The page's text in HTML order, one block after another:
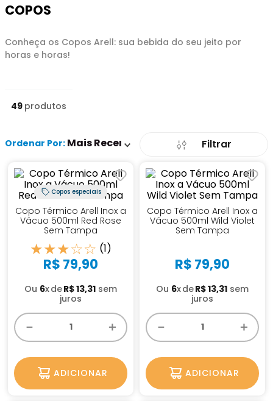
COPOS
Conheça os Copos Arell: sua bebida do seu jeito por
horas e horas!
49 produtos
Ordenar Por Mais Recentes Filtrar
Copos especiais
Copo Térmico Arell Inox a
Vácuo 500ml Red Rose
Sem Tampa
★★★☆☆ (1)
R$ 79,90
Ou 6x R$13,31 sem
juros
＋
－
ADICIONAR
Copo Térmico Arell Inox a
Vácuo 500ml Wild Violet
Sem Tampa
R$ 79,90
Ou 6x R$13,31 sem
juros
＋
－
ADICIONAR